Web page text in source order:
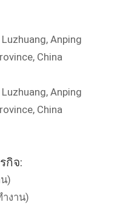
Anping
China
Anping
China
กิจ:
)
งาน)